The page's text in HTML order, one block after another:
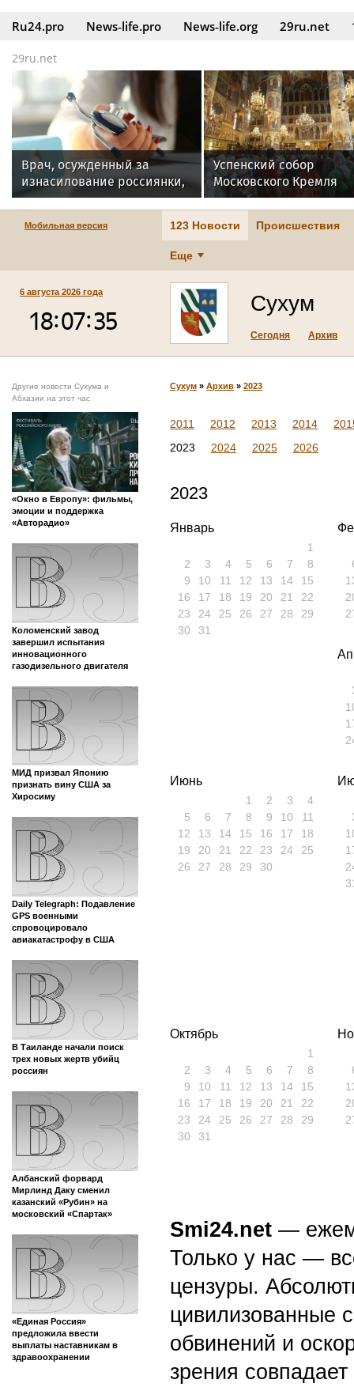
Ru24.pro News‑life.pro News‑life.org 29ru.net
29ru.net
Врач, осужденный за
изнасилование россиянки,
принимает пациентов в
Ижевске
Успенский собор
Московского Кремля
отметил 700-летие:
первого каменного
Москвы
Мобильная версия 123 Новости Происшествия
Еще
6 августа 2026 года Сухум
Сегодня Архив
Другие новости Сухума и
Абхазии на этот час
«Окно в Европу»: фильмы,
эмоции и поддержка
«Авторадио»
Коломенский завод
завершил испытания
инновационного
газодизельного двигателя
МИД призвал Японию
признать вину США за
Хиросиму
Daily Telegraph: Подавление
GPS военными
спровоцировало
авиакатастрофу в США
В Таиланде начали поиск
трех новых жертв убийц
россиян
Албанский форвард
Мирлинд Даку сменил
казанский «Рубин» на
московский «Спартак»
«Единая Россия»
предложила ввести
выплаты наставникам в
здравоохранении
Сухум » Архив » 2023
2011 2012 2013 2014
2023
2024 2025 2026
2023
Январь
1
2
3 4 5 6 7
8
9
10 11 12 13 14
15
16
17 18 19 20 21
22
23
24 25 26 27 28
29
30
31
Июнь
1 2 3
4
5
6 7 8 9 10
11
12
13 14 15 16 17
18
19
20 21 22 23 24
25
26
27 28 29 30
Октябрь
1
2
3 4 5 6 7
8
9
10 11 12 13 14
15
16
17 18 19 20 21
22
23
24 25 26 27 28
29
30
31
Smi24.net —
Только у нас —
цензуры.
цивилизованные
обвинений и
зрения